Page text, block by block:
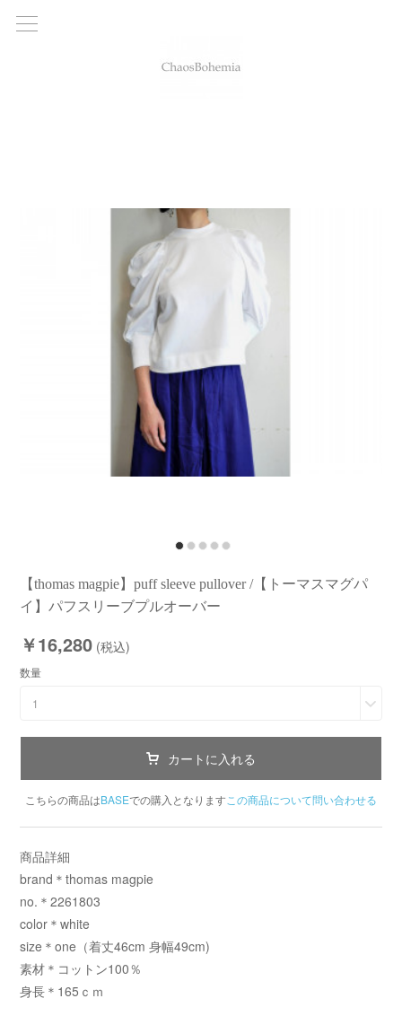
【thomas magpie】puff sleeve pullover /【トーマスマグパ
イ】パフスリーブプルオーバー
￥16,280 (税込)
数量
1
カートに入れる
こちらの商品はBASEでの購入となります この商品について問い合わせる
商品詳細
brand＊thomas magpie
no.＊2261803
color＊white
size＊one（着丈46cm 身幅49cm)
素材＊コットン100％
身長＊165ｃｍ